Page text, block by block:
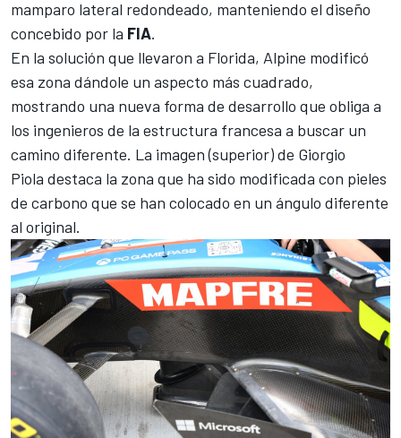
mamparo lateral redondeado, manteniendo el diseño
concebido por la FIA.
En la solución que llevaron a Florida, Alpine modificó
esa zona dándole un aspecto más cuadrado,
mostrando una nueva forma de desarrollo que obliga a
los ingenieros de la estructura francesa a buscar un
camino diferente. La imagen (superior) de Giorgio
Piola destaca la zona que ha sido modificada con pieles
de carbono que se han colocado en un ángulo diferente
al original.